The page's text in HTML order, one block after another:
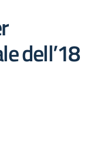
dell’18